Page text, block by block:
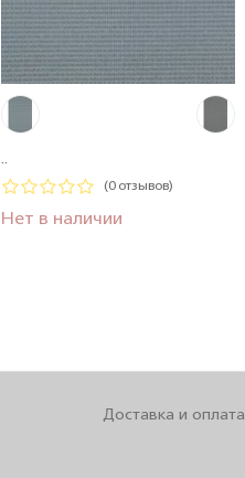
..
(0 отзывов)
Нет в наличии
Доставка и оплата